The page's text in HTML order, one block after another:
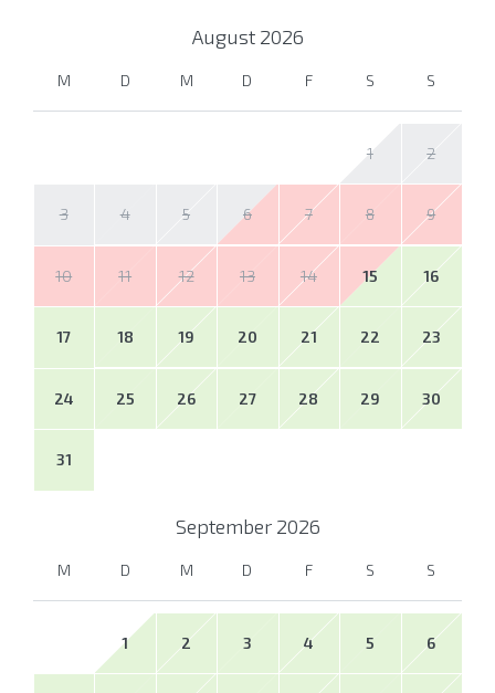
August 2026
M D M D F S S
1 2
3 4 5 6 7 8 9
10 11 12 13 14 15 16
17 18 19 20 21 22 23
24 25 26 27 28 29 30
31
September 2026
M D M D F S S
1 2 3 4 5 6